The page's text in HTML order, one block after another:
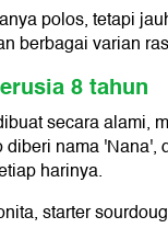
polos, tetapi
berbagai varian
8 tahun
secara alami,
nama
harinya.
starter